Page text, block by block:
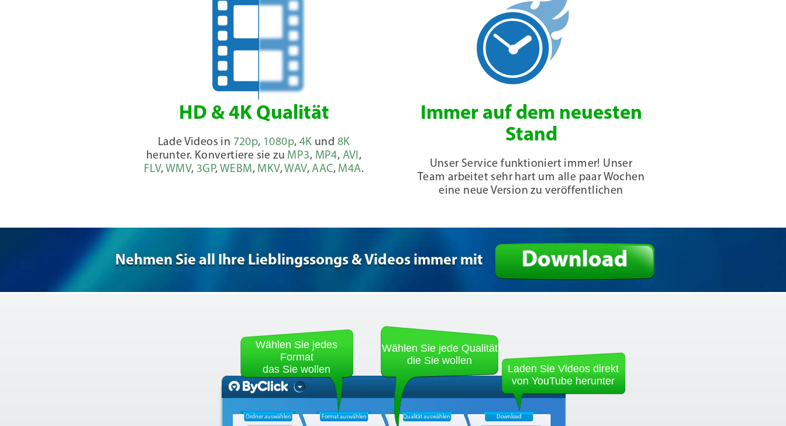
HD & 4K Qualität
Lade Videos in 720p, 1080p, 4K und 8K
herunter. Konvertiere sie zu MP3, MP4, AVI,
FLV, WMV, 3GP, WEBM, MKV, WAV,AAC, M4A.
Immer auf dem neuesten
Stand
Unser Service funktioniert immer! Unser
Team arbeitet sehr hart um alle paar Wochen
eine neue Version zu veröffentlichen
Nehmen Sie all Ihre Lieblingssongs & Videos immer mit Download
Wählen Sie jedes
Format
das Sie wollen
Ordner auswählen Format auswählen Qualität auswählen Download
Wählen Sie jede Qualität
die Sie wollen
Laden Sie Videos direkt
von YouTube herunter